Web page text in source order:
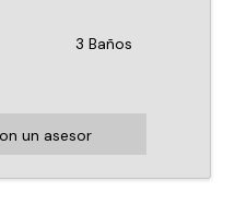
3 Baños
un asesor